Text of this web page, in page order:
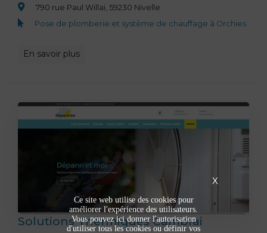
790 rue Paul Willai, 59230 Nivelle
Pose de plomberie et système de chauffage à Orchies
En savoir plus
Solutions Thermiques Cambrai
X
Ce site web utilise des cookies pour
améliorer l'expérience des utilisateurs.
Vous pouvez ici donner l'autorisation
d'utiliser tous les cookies ou définir vos